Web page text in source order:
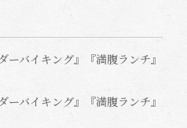
ーバイキング』『満腹ランチ』
ーバイキング』『満腹ランチ』